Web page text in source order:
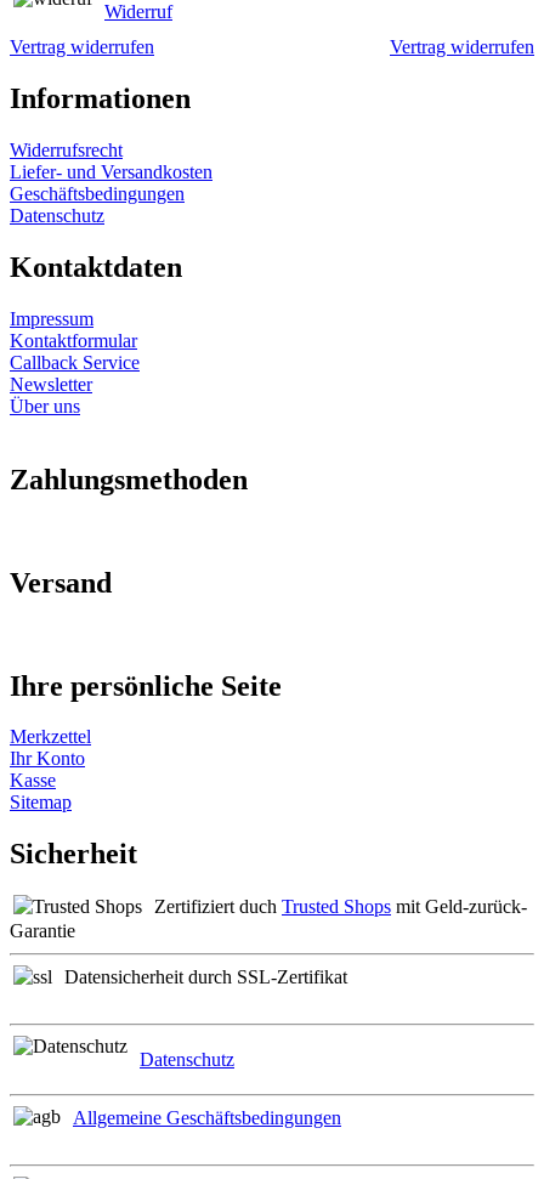
Widerruf
Vertrag widerrufen
Vertrag widerrufen
Informationen
Widerrufsrecht
Liefer- und Versandkosten
Geschäftsbedingungen
Datenschutz
Kontaktdaten
Impressum
Kontaktformular
Callback Service
Newsletter
Über uns
Zahlungsmethoden
Versand
Ihre persönliche Seite
Merkzettel
Ihr Konto
Kasse
Sitemap
Sicherheit
Zertifiziert duch Trusted Shops mit Geld-zurück-
Garantie
Datensicherheit durch SSL-Zertifikat
Datenschutz
Allgemeine Geschäftsbedingungen